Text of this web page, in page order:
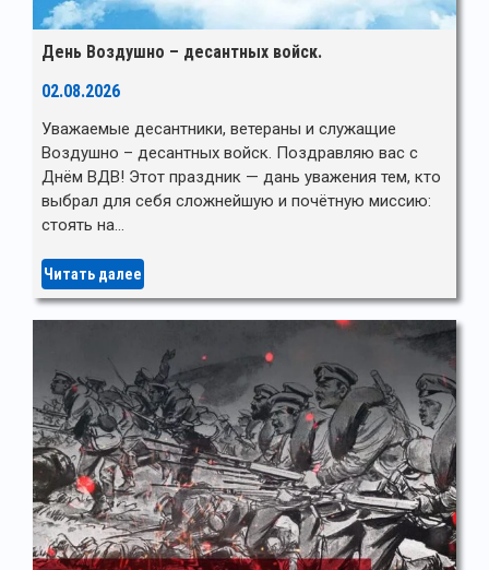
День Воздушно – десантных войск.
02.08.2026
Уважаемые десантники, ветераны и служащие
Воздушно – десантных войск. Поздравляю вас с
Днём ВДВ! Этот праздник — дань уважения тем, кто
выбрал для себя сложнейшую и почётную миссию:
стоять на…
Читать далее